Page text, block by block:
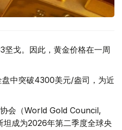
坚戈。因此，黄金价格在一周
中突破4300美元/盎司，为近
协会（World Gold Council,
成为2026年第二季度全球央